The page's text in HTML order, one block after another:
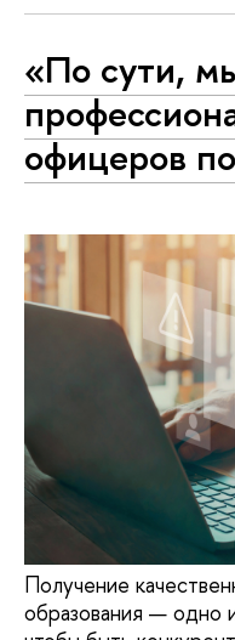
«По сути,
офицеров
Получение
образования — одно